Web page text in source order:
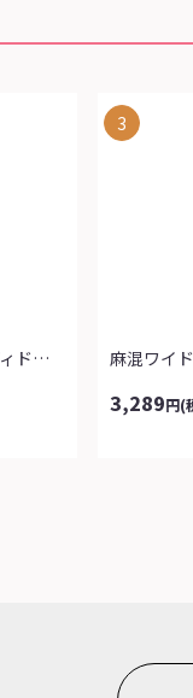
スタイリッシュボディドライセミワイドパ...
3
麻混ワイ
3,289円(